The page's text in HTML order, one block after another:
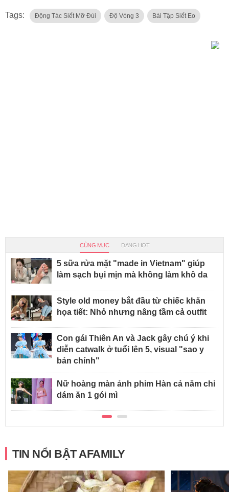
Tags: Động Tác Siết Mỡ Đùi Độ Vòng 3 Bài Tập Siết Eo
CÙNG MỤC ĐANG HOT
5 sữa rửa mặt "made in Vietnam" giúp
làm sạch bụi mịn mà không làm khô da
Style old money bắt đầu từ chiếc khăn
họa tiết: Nhỏ nhưng nâng tầm cả outfit
Con gái Thiên An và Jack gây chú ý khi
diễn catwalk ở tuổi lên 5, visual "sao y
bản chính"
Nữ hoàng màn ảnh phim Hàn cả năm chỉ
dám ăn 1 gói mì
TIN NỔI BẬT AFAMILY